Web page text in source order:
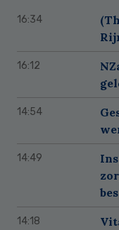
16:34
16:12
14:54
14:49
14:18